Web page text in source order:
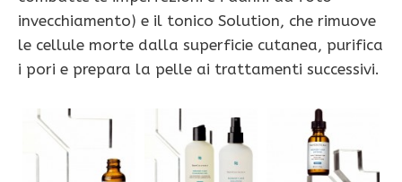
invecchiamento) e il tonico Solution, che rimuove
le cellule morte dalla superficie cutanea, purifica
i pori e prepara la pelle ai trattamenti successivi.